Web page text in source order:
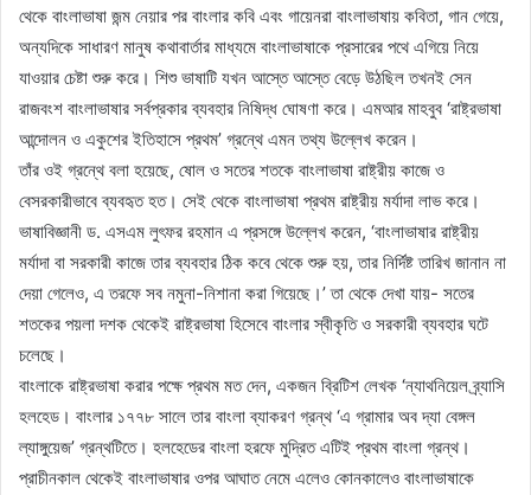
থেকে বাংলাভাষা জন্ম নেয়ার পর বাংলার কবি এবং গায়েনরা বাংলাভাষায় কবিতা, গান গেয়ে,
অন্যদিকে সাধারণ মানুষ কথাবার্তার মাধ্যমে বাংলাভাষাকে প্রসারের পথে এগিয়ে নিয়ে
যাওয়ার চেষ্টা শুরু করে। শিশু ভাষাটি যখন আস্তে আস্তে বেড়ে উঠছিল তখনই সেন
রাজবংশ বাংলাভাষার সর্বপ্রকার ব্যবহার নিষিদ্ধ ঘোষণা করে। এমআর মাহবুব ‘রাষ্ট্রভাষা
আন্দোলন ও একুশের ইতিহাসে প্রথম’ গ্রন্থে এমন তথ্য উল্লেখ করেন।
তাঁর ওই গ্রন্থে বলা হয়েছে, ষোল ও সতের শতকে বাংলাভাষা রাষ্ট্রীয় কাজে ও
বেসরকারীভাবে ব্যবহৃত হত। সেই থেকে বাংলাভাষা প্রথম রাষ্ট্রীয় মর্যাদা লাভ করে।
ভাষাবিজ্ঞানী ড. এসএম লুৎফর রহমান এ প্রসঙ্গে উল্লেখ করেন, ‘বাংলাভাষার রাষ্ট্রীয়
মর্যাদা বা সরকারী কাজে তার ব্যবহার ঠিক কবে থেকে শুরু হয়, তার নির্দিষ্ট তারিখ জানান না
দেয়া গেলেও, এ তরফে সব নমুনা-নিশানা করা গিয়েছে।’ তা থেকে দেখা যায়- সতের
শতকের পয়লা দশক থেকেই রাষ্ট্রভাষা হিসেবে বাংলার স্বীকৃতি ও সরকারী ব্যবহার ঘটে
চলেছে।
বাংলাকে রাষ্ট্রভাষা করার পক্ষে প্রথম মত দেন, একজন ব্রিটিশ লেখক ‘ন্যাথনিয়েল ব্র্যাসি
হলহেড। বাংলার ১৭৭৮ সালে তার বাংলা ব্যাকরণ গ্রন্থ ‘এ গ্রামার অব দ্যা বেঙ্গল
ল্যাঙ্গুয়েজ’ গ্রন্থটিতে। হলহেডের বাংলা হরফে মুদ্রিত এটিই প্রথম বাংলা গ্রন্থ।
প্রাচীনকাল থেকেই বাংলাভাষার ওপর আঘাত নেমে এলেও কোনকালেও বাংলাভাষাকে